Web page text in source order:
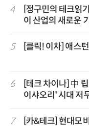
4
[정구민의 테크읽
이 산업의 새로운
5 [클릭! 이차] 애스
6
[테크 차이나] 中
이샤오리' 시대 저
7 [카&테크] 현대모